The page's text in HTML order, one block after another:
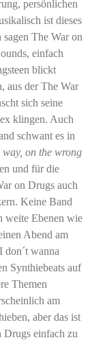
persönlichen
ist dieses
The War on
einfach
blickt
aus der The War
sich seine
klingen. Auch
schwant es in
on the wrong
und für die
on Drugs auch
Keine Band
weite Ebenen wie
Abend am
don´t wanna
Synthiebeats auf
Themen
am
aber das ist
Drugs einfach zu